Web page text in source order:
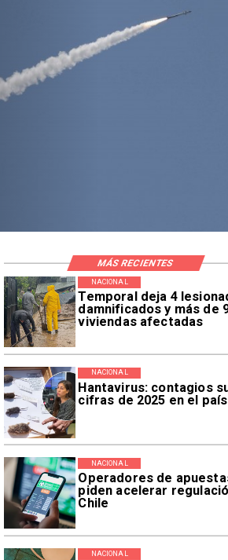
Temporal deja 4
damnificados y más de
viviendas afectadas
NACIONAL
Hantavirus: contagios
cifras de 2025 en el país
NACIONAL
Operadores de
piden acelerar
Chile
NACIONAL
NACIONAL
MÁS RECIENTES